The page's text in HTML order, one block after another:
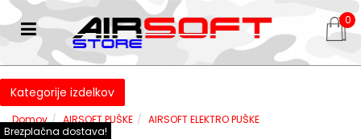
0
Kategorije izdelkov
Domov AIRSOFT PUŠKE
AIRSOFT ELEKTRO PUŠKE
Brezplačna dostava!